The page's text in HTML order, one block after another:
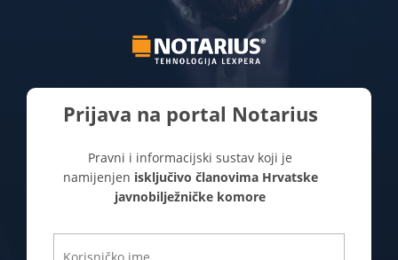
Prijava na portal Notarius
Pravni i informacijski sustav koji je
namijenjen isključivo članovima Hrvatske
javnobilježničke komore